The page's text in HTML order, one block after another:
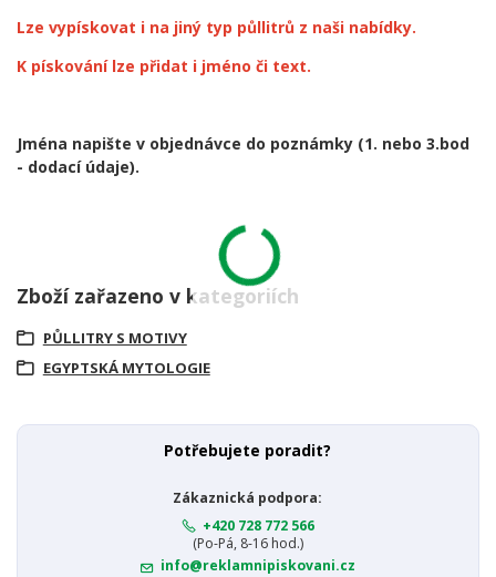
Lze vypískovat i na jiný typ půllitrů z naši nabídky.
K pískování lze přidat i jméno či text.
Jména napište v objednávce do poznámky (1. nebo 3.bod
- dodací údaje).
Zboží zařazeno v kategoriích
PŮLLITRY S MOTIVY
EGYPTSKÁ MYTOLOGIE
Potřebujete poradit?
Zákaznická podpora:
+420 728 772 566
(Po-Pá, 8-16 hod.)
info@reklamnipiskovani.cz